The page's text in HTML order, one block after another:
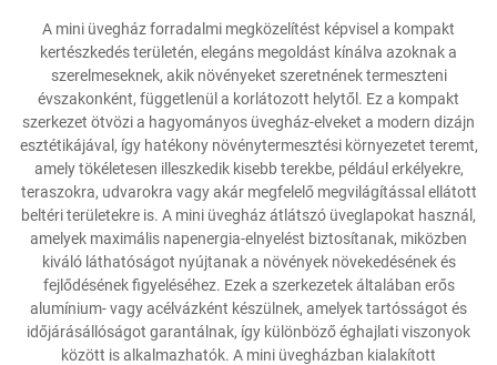
A mini üvegház forradalmi megközelítést képvisel a kompakt
kertészkedés területén, elegáns megoldást kínálva azoknak a
szerelmeseknek, akik növényeket szeretnének termeszteni
évszakonként, függetlenül a korlátozott helytől. Ez a kompakt
szerkezet ötvözi a hagyományos üvegház-elveket a modern dizájn
esztétikájával, így hatékony növénytermesztési környezetet teremt,
amely tökéletesen illeszkedik kisebb terekbe, például erkélyekre,
teraszokra, udvarokra vagy akár megfelelő megvilágítással ellátott
beltéri területekre is. A mini üvegház átlátszó üveglapokat használ,
amelyek maximális napenergia-elnyelést biztosítanak, miközben
kiváló láthatóságot nyújtanak a növények növekedésének és
fejlődésének figyeléséhez. Ezek a szerkezetek általában erős
alumínium- vagy acélvázként készülnek, amelyek tartósságot és
időjárásállóságot garantálnak, így különböző éghajlati viszonyok
között is alkalmazhatók. A mini üvegházban kialakított